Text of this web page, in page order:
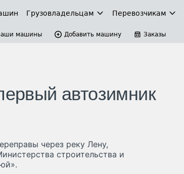
Грузовладельцам Перевозчикам
машины Добавить машину Заказы
автозимник
через реку Лену,
строительства и